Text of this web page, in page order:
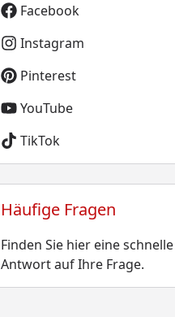
Facebook
Instagram
Pinterest
YouTube
TikTok
Häufige Fragen
Finden Sie hier eine schnelle
Antwort auf Ihre Frage.